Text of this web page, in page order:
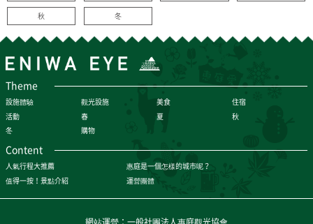
秋 冬
Theme
設施體驗 觀光設施 美食
住宿
活動
春 夏
秋
冬
購物
Content
人氣行程大推薦
惠庭是一個怎樣的城市呢？
值得一按！景點介紹
運營團體